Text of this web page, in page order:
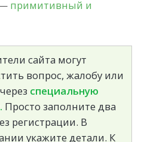
примитивный и
сайта могут
вопрос, жалобу или
специальную
Просто заполните два
регистрации. В
укажите детали. К